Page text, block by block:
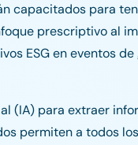
capacitados para
prescriptivo al
ESG en eventos
(IA) para extraer
permiten a todos